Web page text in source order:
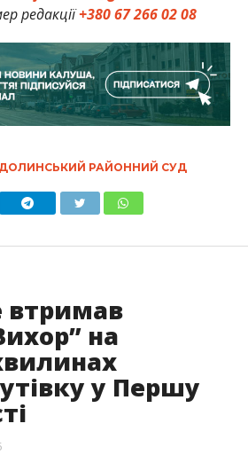
редакції+380 67 266 02 08
ДОЛИНСЬКИЙ РАЙОННИЙ СУД
втримав
на
у Першу